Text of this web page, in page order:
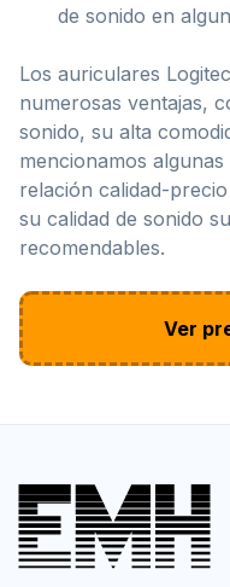
de sonido en
Los auriculares
numerosas ventajas,
sonido, su alta
mencionamos
relación calidad-
su calidad de sonido
recomendables.
Ver